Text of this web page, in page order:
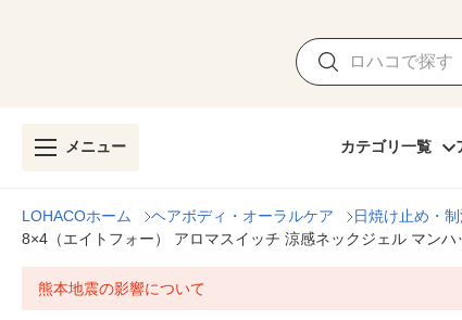
メニュー カテゴリ一覧
LOHACOホーム ヘアボディ・オーラルケア 日焼け止め・制
8×4（エイトフォー） アロマスイッチ 涼感ネックジェル マン
熊本地震の影響について